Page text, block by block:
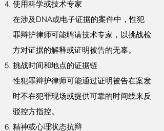
使用科学或技术专家
在涉及DNA或电子证据的案件中，性犯
罪辩护律师可能聘请技术专家，以挑战检
方对证据的解释或证明被告的无辜。
挑战时间和地点的证据链
性犯罪辩护律师可能通过证明被告在案发
时不在犯罪现场或提供可靠的时间线来反
驳控方指控。
精神或心理状态抗辩